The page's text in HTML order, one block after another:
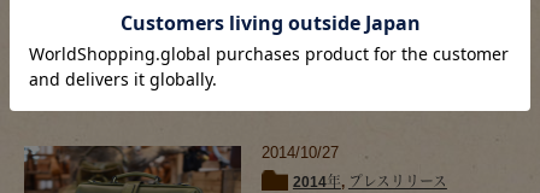
3月31日（土）放送。BS日テレド
ラマ 『背の眼』にHERZバッグが
2014/10/27
2014年, プレスリリース